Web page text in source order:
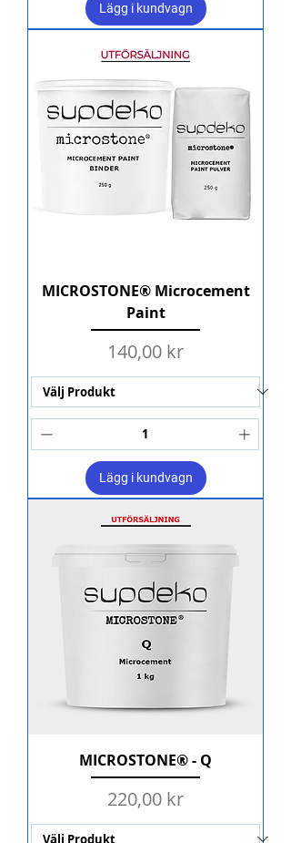
Lägg i kundvagn
MICROSTONE® Microcement
Paint
Pris
140,00 kr
Lägg i kundvagn
MICROSTONE® - Q
Pris
220,00 kr